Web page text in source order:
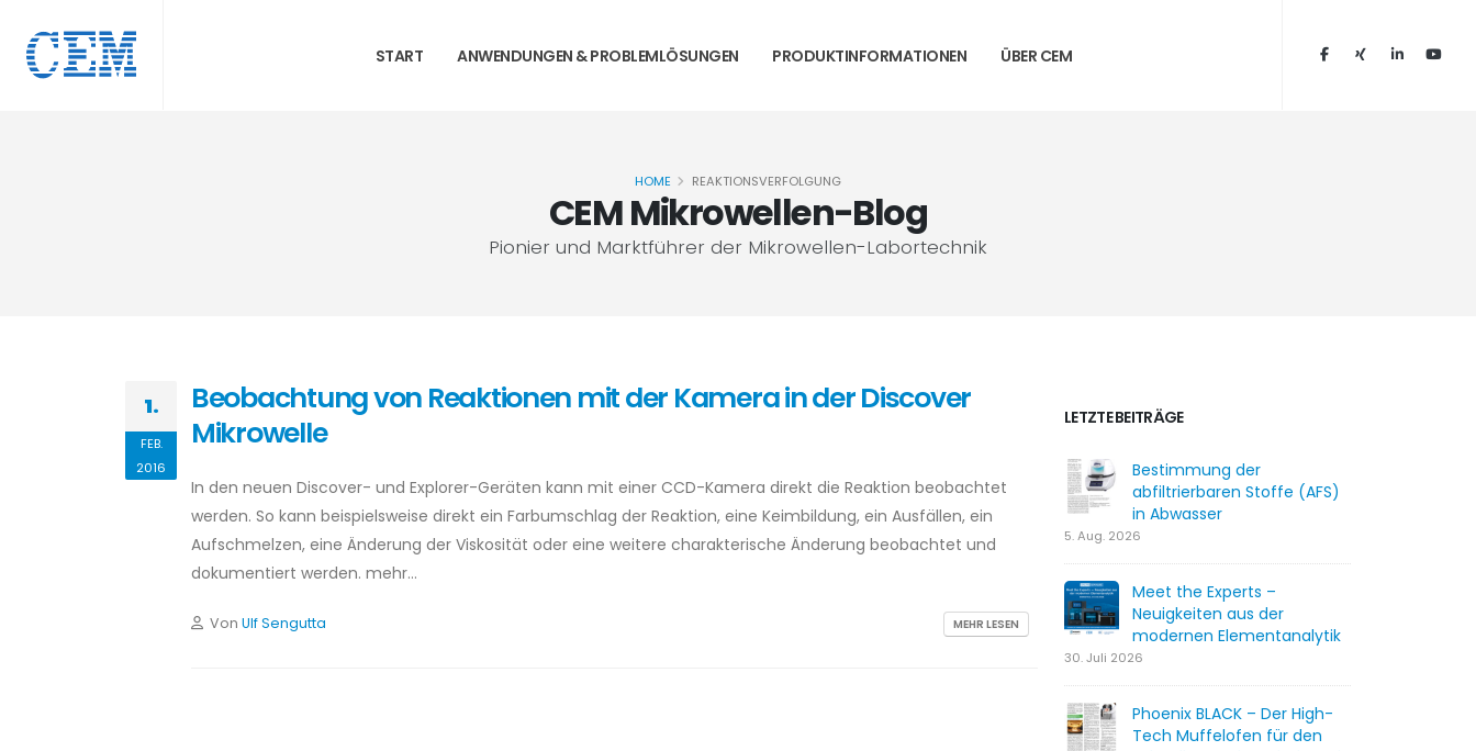
START ANWENDUNGEN & PROBLEMLÖSUNGEN PRODUKTINFORMATIONEN ÜBER CEM
CEM Mikrowellen-Blog
Pionier und Marktführer der Mikrowellen-Labortechnik
HOME REAKTIONSVERFOLGUNG
LETZTE BEITRÄGE
Bestimmung der
abfiltrierbaren Stoffe (AFS)
in Abwasser
5. Aug. 2026
Meet the Experts –
Neuigkeiten aus der
modernen Elementanalytik
30. Juli 2026
Phoenix BLACK – Der High-
Tech Muffelofen für den
1.
FEB.
2016
Beobachtung von Reaktionen mit der Kamera in der Discover
Mikrowelle
In den neuen Discover- und Explorer-Geräten kann mit einer CCD-Kamera direkt die Reaktion beobachtet
werden. So kann beispielsweise direkt ein Farbumschlag der Reaktion, eine Keimbildung, ein Ausfällen, ein
Aufschmelzen, eine Änderung der Viskosität oder eine weitere charakterische Änderung beobachtet und
dokumentiert werden. mehr…
Von Ulf Sengutta MEHR LESEN